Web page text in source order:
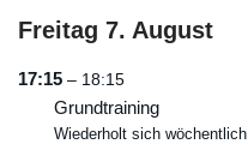
Freitag 7. August
17:15 – 18:15
Grundtraining
Wiederholt sich wöchentlich